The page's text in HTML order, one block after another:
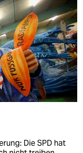
Die SPD hat